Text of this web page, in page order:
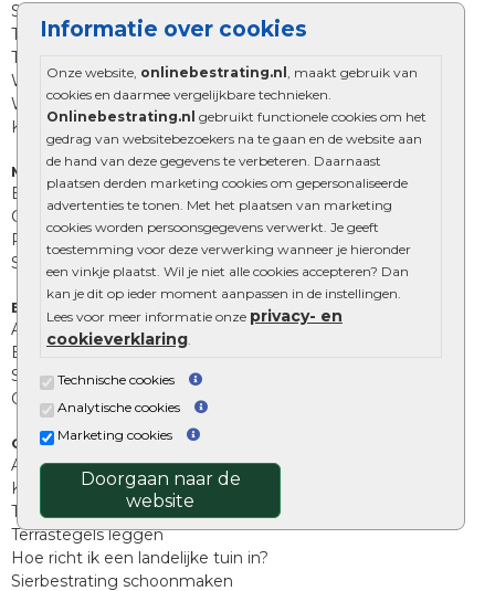
Informatie over cookies
Onze website, onlinebestrating.nl , maakt gebruik van
cookies en daarmee vergelijkbare technieken.
Onlinebestrating.nl gebruikt functionele cookies om het
gedrag van websitebezoekers na te gaan en de website aan
de hand van deze gegevens te verbeteren. Daarnaast
plaatsen derden marketing cookies om gepersonaliseerde
advertenties te tonen. Met het plaatsen van marketing
cookies worden persoonsgegevens verwerkt. Je geeft
toestemming voor deze verwerking wanneer je hieronder
een vinkje plaatst. Wil je niet alle cookies accepteren? Dan
kan je dit op ieder moment aanpassen in de instellingen.
Lees voor meer informatie onze privacy- en
cookieverklaring
Technische cookies
Analytische cookies
Marketing cookies
Doorgaan naar de
website
Straatstenen
Trommelstenen
Tuinstenen
Waalformaat
Wildverband bestrating
Kingstones
Muurelementen
Betonbielzen
Opsluitbanden
Palissades
Stapelblokken
Extra benodigdheden
Afwatering en diversen
Beplantings en betonelementen
Split, grind en zand
Oprit tegels
Overig
Aanbiedingen
Kunstgras
Tuintegels outlet
Terrastegels leggen
Hoe richt ik een landelijke tuin in?
Sierbestrating schoonmaken